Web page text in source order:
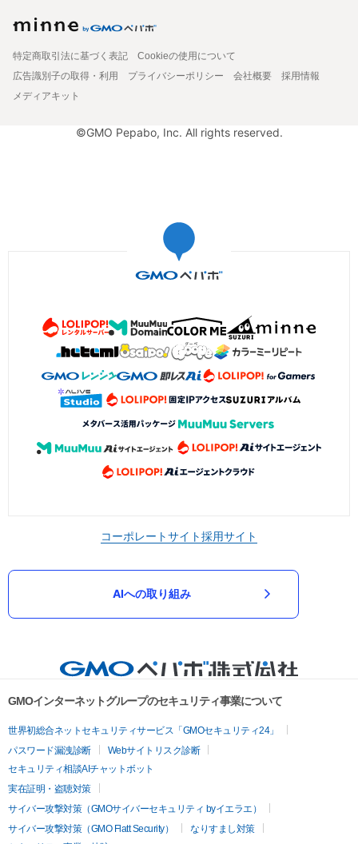
特定商取引法に基づく表記
Cookieの使用について
広告識別子の取得・利用
プライバシーポリシー 会社概要
採用情報
メディアキット
©GMO Pepabo, Inc. All rights reserved.
コーポレートサイト採用サイト
AIへの取り組み
GMOインターネットグループのセキュリティ事業について
世界初総合ネットセキュリティサービス「GMOセキュリティ24」
パスワード漏洩診断
Webサイトリスク診断
セキュリティ相談AIチャットボット
実在証明・盗聴対策
サイバー攻撃対策（GMOサイバーセキュリティ byイエラエ）
サイバー攻撃対策（GMO Flatt Security）
なりすまし対策